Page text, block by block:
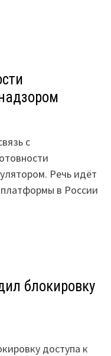
с
Речь идёт
в России
блокировку
доступа к